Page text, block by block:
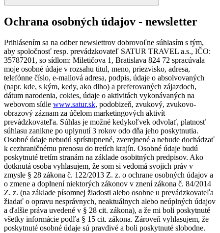
Ochrana osobných údajov - newsletter
Prihlásením sa na odber newslettrov dobrovoľne súhlasím s tým,
aby spoločnosť resp. prevádzkovateľ SATUR TRAVEL a.s., IČO:
35787201, so sídlom: Miletičova 1, Bratislava 824 72 spracúvala
moje osobné údaje v rozsahu titul, meno, priezvisko, adresa,
telefónne číslo, e-mailová adresa, podpis, údaje o absolvovaných
(napr. kde, s kým, kedy, ako dlho) a preferovaných zájazdoch,
dátum narodenia, cokies, údaje o aktivitách vykonávaných na
webovom sídle www.satur.sk, podobizeň, zvukový, zvukovo-
obrazový záznam za účelom marketingových aktivít
prevádzkovateľa. Súhlas je možné kedykoľvek odvolať, platnosť
súhlasu zanikne po uplynutí 3 rokov odo dňa jeho poskytnutia.
Osobné údaje nebudú sprístupnené, zverejnené a nebude dochádzať
k cezhraničnému prenosu do tretích krajín. Osobné údaje budú
poskytnuté tretím stranám na základe osobitných predpisov. Ako
dotknutá osoba vyhlasujem, že som si vedomá svojich práv v
zmysle § 28 zákona č. 122/2013 Z. z. o ochrane osobných údajov a
o zmene a doplnení niektorých zákonov v znení zákona č. 84/2014
Z. z. (na základe písomnej žiadosti alebo osobne u prevádzkovateľa
žiadať o opravu nesprávnych, neaktuálnych alebo neúplných údajov
a ďalšie práva uvedené v § 28 cit. zákona), a že mi boli poskytnuté
všetky informácie podľa § 15 cit. zákona. Zároveň vyhlasujem, že
poskytnuté osobné údaje sú pravdivé a boli poskytnuté slobodne.